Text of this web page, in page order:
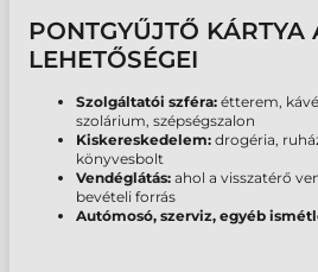
PONTGYŰJTŐ KÁRTYA
LEHETŐSÉGEI
Szolgáltatói szféra: étterem,
szolárium, szépségszalon
Kiskereskedelem: drogéria,
könyvesbolt
Vendéglátás: ahol a visszatérő
bevételi forrás
Autómosó, szerviz, egyéb